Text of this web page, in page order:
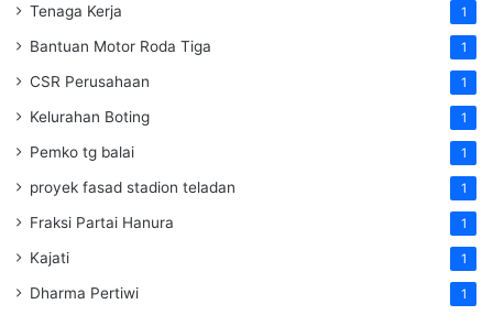
Tenaga Kerja 1
Bantuan Motor Roda Tiga 1
CSR Perusahaan 1
Kelurahan Boting 1
Pemko tg balai 1
proyek fasad stadion teladan 1
Fraksi Partai Hanura 1
Kajati 1
Dharma Pertiwi 1